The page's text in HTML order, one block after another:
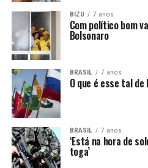
BIZU 7 anos
Com político bom
Bolsonaro
BRASIL 7 anos
O que é esse tal
BRASIL 7 anos
‘Está na hora de
toga’